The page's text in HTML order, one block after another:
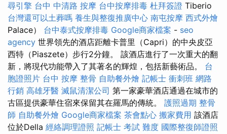
尋引擎 台中 中清路 按摩 台中按摩排毒 杜拜簽證 Tiberio
台灣還可以土葬嗎 養生與整復推廣中心 南屯按摩 西式外燴
Palace） 台中泰式按摩排毒 Google商家檔案 - seo
agency 世界領先的酒店距離卡普里（Capri）的中央皮亞
西特（Piaszete）步行2分鐘。 該酒店進行了一次重大的翻
新，將現代功能帶入了其著名的輝煌，包括新藝術品。 台
胞證照片 台中 按摩 整骨 自助餐外燴 記帳士 衝刺班 網路
行銷 高雄牙醫 滅鼠清潔公司 第一家豪華酒店通過在城市的
古區提供豪華住宿來保留其在羅馬的傳統。 護照過期 整骨
師 自助餐外燴 Google商家檔案 茶會點心 搬家費用 該酒店
位於Della 經絡調理證照 記帳士 考試 難度 國際整復師證照